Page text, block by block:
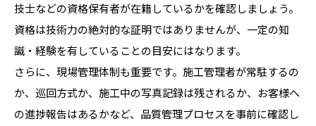
技士などの資格保有者が在籍しているかを確認しましょう。
資格は技術力の絶対的な証明ではありませんが、一定の知
識・経験を有していることの目安にはなります。
さらに、現場管理体制も重要です。施工管理者が常駐するの
か、巡回方式か、施工中の写真記録は残されるか、お客様へ
の進捗報告はあるかなど、品質管理プロセスを事前に確認し